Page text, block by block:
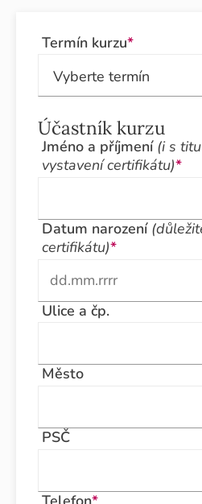
Termín kurzu*
Účastník kurzu
Jméno a příjmení (i s
vystavení certifikátu)*
Datum narození
certifikátu)*
Ulice a čp.
Město
PSČ